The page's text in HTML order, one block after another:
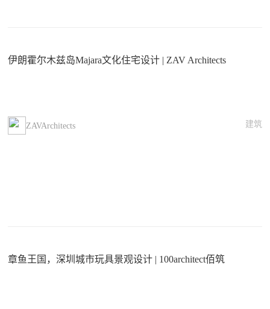
伊朗霍尔木兹岛Majara文化住宅设计 | ZAV Architects
ZAVArchitects 建筑
章鱼王国，深圳城市玩具景观设计 | 100architect佰筑